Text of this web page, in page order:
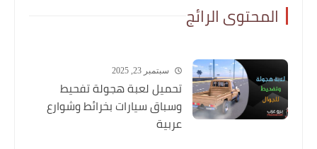
المحتوى الرائج
سبتمبر 23, 2025
تحميل لعبة هجولة تفحيط
وسباق سيارات بخرائط وشوارع
عربية